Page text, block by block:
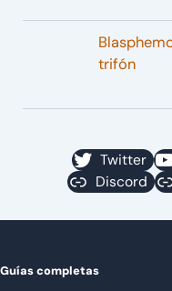
trifón
Twitter
Discord
Guías completas